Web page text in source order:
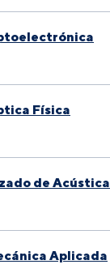
Física
de Acústica
Aplicada